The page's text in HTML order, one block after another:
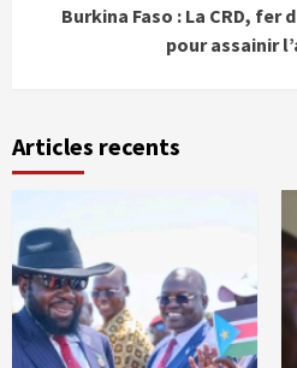
Burkina Faso : La CRD, fer
pour assainir
Articles recents